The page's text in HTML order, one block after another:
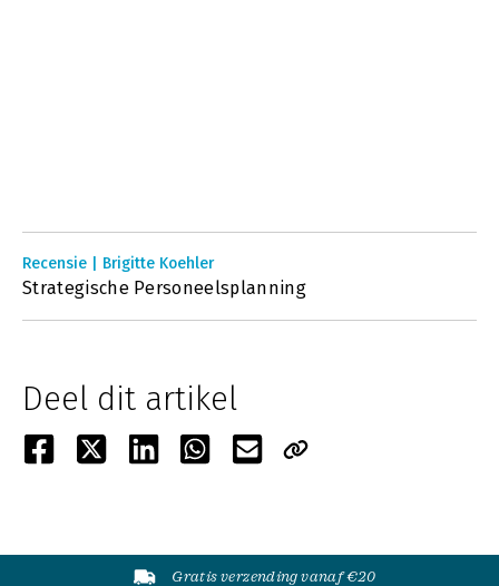
Recensie | Brigitte Koehler
Strategische Personeelsplanning
Deel dit artikel
Gratis verzending vanaf €20